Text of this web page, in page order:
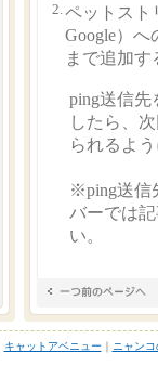
2.ペットスト
Google）
まで追加
ping送信
したら、
られるよ
※ping送信
バーでは
い。
キャットアベニュー ｜ ニャン